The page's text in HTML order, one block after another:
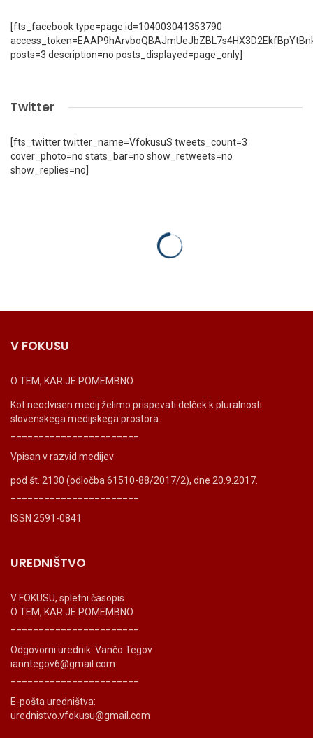
[fts_facebook type=page id=104003041353790
posts=3 description=no posts_displayed=page_only]
Twitter
[fts_twitter twitter_name=VfokusuS tweets_count=3
cover_photo=no stats_bar=no show_retweets=no
show_replies=no]
V FOKUSU
O TEM, KAR JE POMEMBNO.
Kot neodvisen medij želimo prispevati delček k pluralnosti
slovenskega medijskega prostora.
Vpisan v razvid medijev
pod št. 2130 (odločba 61510-88/2017/2), dne 20.9.2017.
ISSN 2591-0841
UREDNIŠTVO
V FOKUSU, spletni časopis
O TEM, KAR JE POMEMBNO
Odgovorni urednik: Vančo Tegov
ianntegov6@gmail.com
E-pošta uredništva:
urednistvo.vfokusu@gmail.com